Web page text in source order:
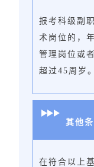
报考科级副
术岗位的，
管理岗位或
超过45周岁。
其他
在符合以上